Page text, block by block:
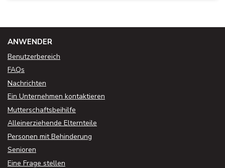
ANWENDER
Benutzerbereich
FAQs
Nachrichten
Ein Unternehmen kontaktieren
Mutterschaftsbeihilfe
Alleinerziehende Elternteile
Personen mit Behinderung
Senioren
Eine Frage stellen